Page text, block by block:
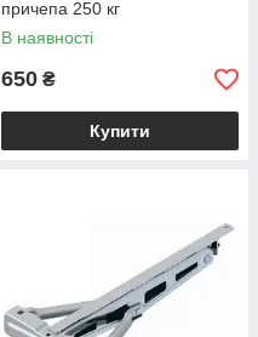
причепа 250 кг
В наявності
650 ₴
Купити